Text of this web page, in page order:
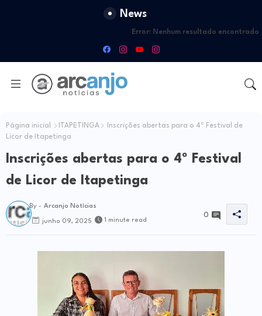
News
Error: Nenhum resultado encontrado
Página inicial ITAPETINGA
Inscrições abertas para o 4º Festival de
Licor de Itapetinga
Inscrições abertas para o 4º Festival
de Licor de Itapetinga
By - Arcanjo Notícias
junho 09, 2025 1 minute read
0